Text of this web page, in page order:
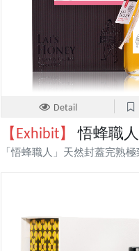
Detail
【Exhibit】 悟蜂職
「悟蜂職人」天然封蓋完熟極